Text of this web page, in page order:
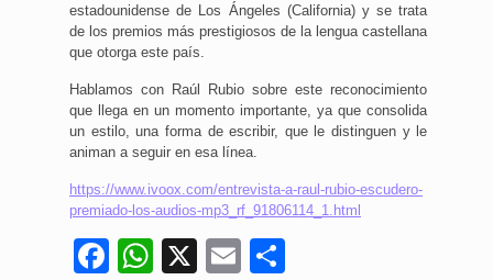
estadounidense de Los Ángeles (California) y se trata
de los premios más prestigiosos de la lengua castellana
que otorga este país.
Hablamos con Raúl Rubio sobre este reconocimiento
que llega en un momento importante, ya que consolida
un estilo, una forma de escribir, que le distinguen y le
animan a seguir en esa línea.
https://www.ivoox.com/entrevista-a-raul-rubio-escudero-
premiado-los-audios-mp3_rf_91806114_1.html
Facebook
WhatsApp
X Email